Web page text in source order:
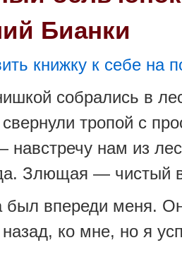
Бианки
книжку к себе на
собрались в
тропой с
навстречу нам из
Злющая — чистый
впереди меня.
назад, ко мне, но я